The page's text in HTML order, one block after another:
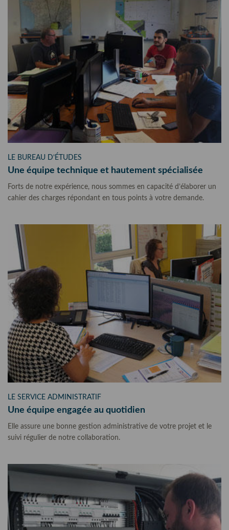
LE BUREAU D’ÉTUDES
Une équipe technique et hautement spécialisée
Forts de notre expérience, nous sommes en capacité d’élaborer un
cahier des charges répondant en tous points à votre demande.
LE SERVICE ADMINISTRATIF
Une équipe engagée au quotidien
Elle assure une bonne gestion administrative de votre projet et le
suivi régulier de notre collaboration.